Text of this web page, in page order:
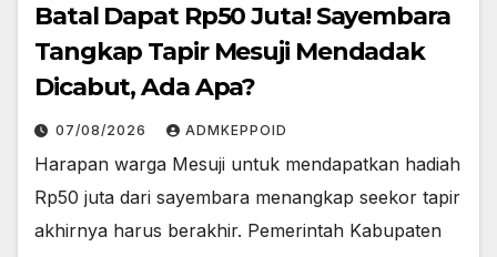
Batal Dapat Rp50 Juta! Sayembara
Tangkap Tapir Mesuji Mendadak
Dicabut, Ada Apa?
07/08/2026 ADMKEPPOID
Harapan warga Mesuji untuk mendapatkan hadiah
Rp50 juta dari sayembara menangkap seekor tapir
akhirnya harus berakhir. Pemerintah Kabupaten